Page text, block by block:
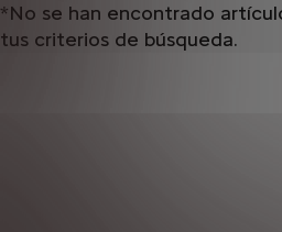
*No se han encontrado
tus criterios de búsqueda.